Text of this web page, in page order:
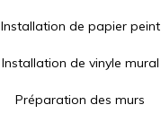
Installation de papier peint
Installation de vinyle mural
Préparation des murs